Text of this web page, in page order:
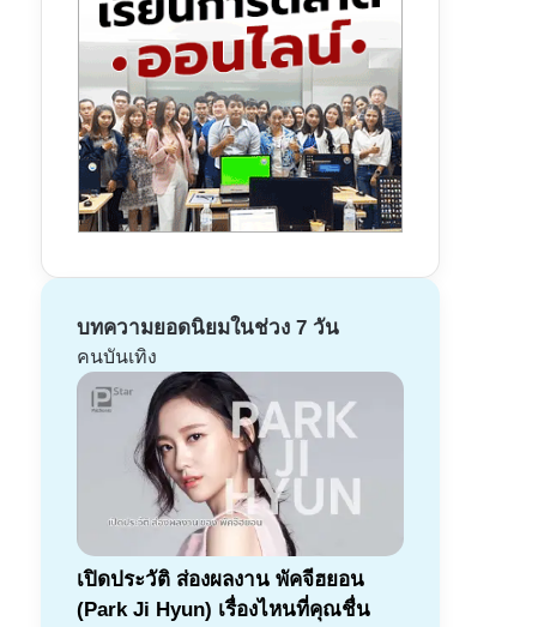
บทความยอดนิยมในช่วง 7 วัน
คนบันเทิง
เปิดประวัติ ส่องผลงาน พัคจีฮยอน
(Park Ji Hyun) เรื่องไหนที่คุณชื่น